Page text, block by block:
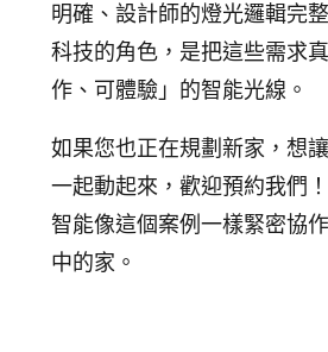
明確、設計師的燈光邏輯完
科技的角色，是把這些需求
作、可體驗」的智能光線。
如果您也正在規劃新家，想
一起動起來，歡迎預約我們！
智能像這個案例一樣緊密協
中的家。